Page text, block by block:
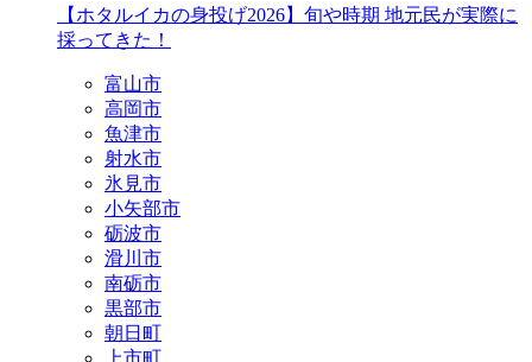
【ホタルイカの身投げ2026】旬や時期 地元民が実際に
採ってきた！
富山市
高岡市
魚津市
射水市
氷見市
小矢部市
砺波市
滑川市
南砺市
黒部市
朝日町
上市町